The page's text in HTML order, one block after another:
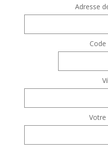
Adresse
Votre